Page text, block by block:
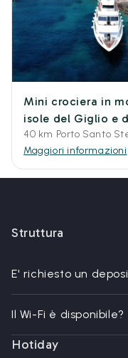
Mini crociera in
isole del Giglio e
40 km Porto Santo
Maggiori informazioni
Struttura
E' richiesto un
Il Wi-Fi è disponibile?
Hotiday